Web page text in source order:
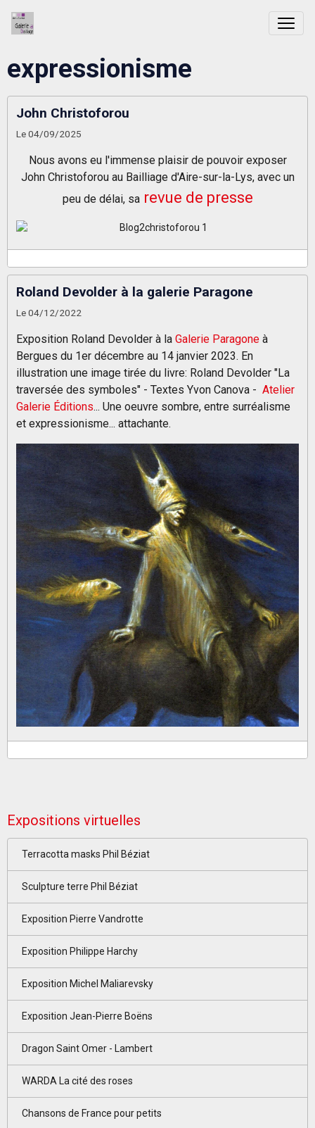
expressionisme
John Christoforou
Le 04/09/2025
Nous avons eu l'immense plaisir de pouvoir exposer
John Christoforou au Bailliage d'Aire-sur-la-Lys, avec un
peu de délai, sa revue de presse
Roland Devolder à la galerie Paragone
Le 04/12/2022
Exposition Roland Devolder à la Galerie Paragone à
Bergues du 1er décembre au 14 janvier 2023. En
illustration une image tirée du livre: Roland Devolder "La
traversée des symboles" - Textes Yvon Canova - Atelier
Galerie Éditions... Une oeuvre sombre, entre surréalisme
et expressionisme... attachante.
Expositions virtuelles
Terracotta masks Phil Béziat
Sculpture terre Phil Béziat
Exposition Pierre Vandrotte
Exposition Philippe Harchy
Exposition Michel Maliarevsky
Exposition Jean-Pierre Boëns
Dragon Saint Omer - Lambert
WARDA La cité des roses
Chansons de France pour petits